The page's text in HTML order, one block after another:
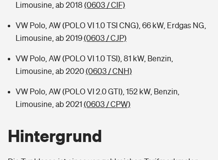
Limousine, ab 2018 (0603 / CIF)
VW Polo, AW (POLO VI 1.0 TSI CNG), 66 kW, Erdgas NG,
Limousine, ab 2019(0603 / CJP)
VW Polo, AW (POLO VI 1.0 TSI), 81 kW, Benzin,
Limousine, ab 2020(0603 / CNH)
VW Polo, AW (POLO VI 2.0 GTI), 152 kW, Benzin,
Limousine, ab 2021 (0603 / CPW)
Hintergrund